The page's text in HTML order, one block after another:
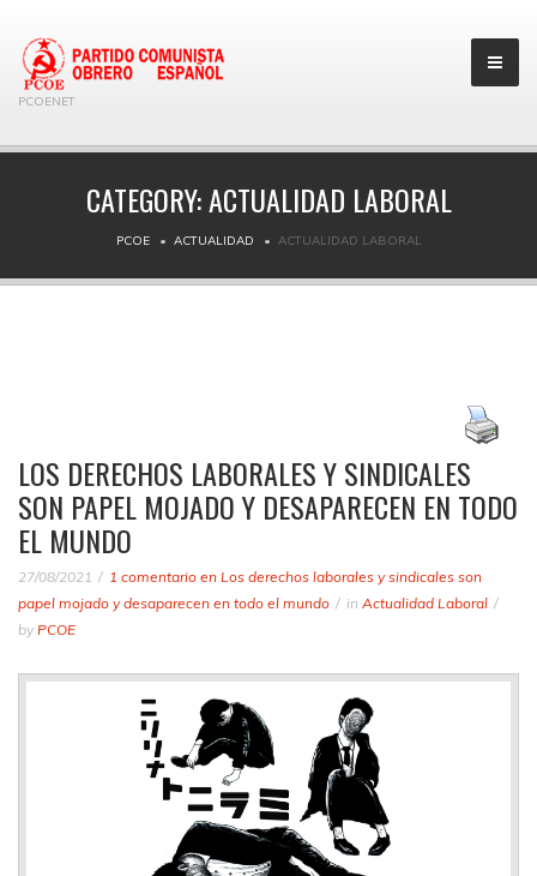
PCOENET
CATEGORY:ACTUALIDAD LABORAL
PCOE ACTUALIDAD ACTUALIDAD LABORAL
LOS DERECHOS LABORALES Y SINDICALES
SON PAPEL MOJADO Y DESAPARECEN EN TODO
EL MUNDO
27/08/2021 1 comentario en Los derechos laborales y sindicales son
papel mojado y desaparecen en todo el mundo
in Actualidad Laboral
by PCOE